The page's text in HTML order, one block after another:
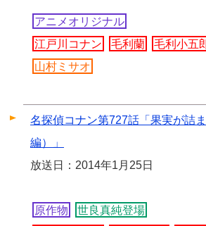
アニメオリジナル
江戸川コナン
毛利蘭
毛利小五
山村ミサオ
名探偵コナン第727話「果実が詰
編）」
放送日：2014年1月25日
原作物
世良真純登場